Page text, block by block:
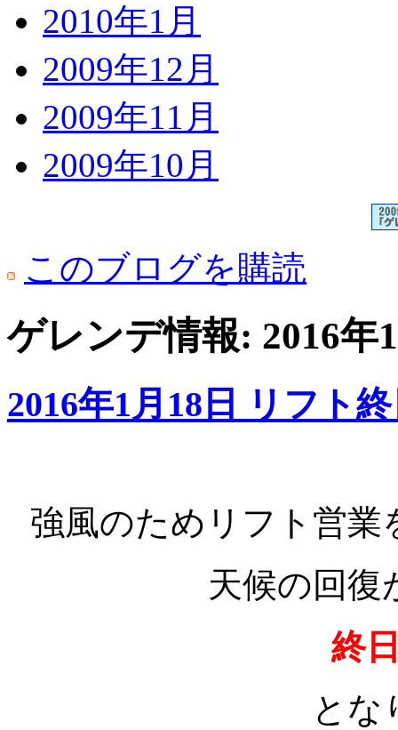
2010年1月
2009年12月
2009年11月
2009年10月
このブログを購読
ゲレンデ情報: 2016年
2016年1月18日 リフト
強風のためリフト営
天候の回復
終
とな